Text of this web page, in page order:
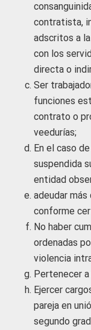
contratista,
adscritos a
con los
directa o
Ser
funciones
contrato o
veedurías;
En el caso
suspendida
entidad
adeudar
conforme
No haber
ordenadas
violencia
Pertenecer a
Ejercer
pareja en
segundo